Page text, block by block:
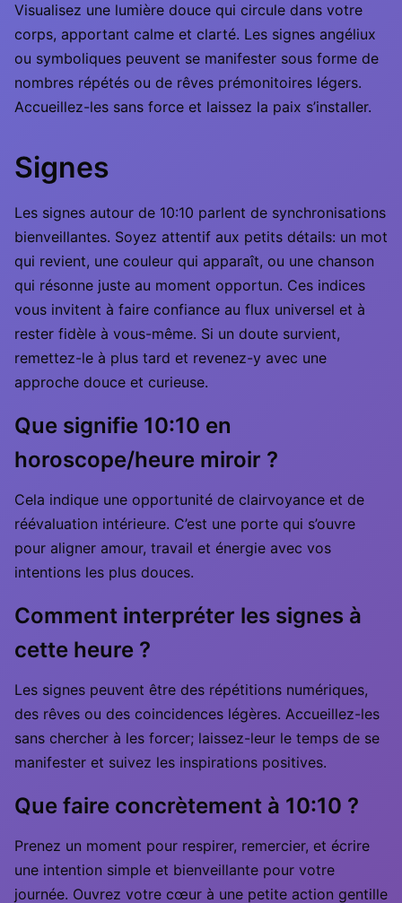
Visualisez une lumière douce qui circule dans votre
corps, apportant calme et clarté. Les signes angéliux
ou symboliques peuvent se manifester sous forme de
nombres répétés ou de rêves prémonitoires légers.
Accueillez-les sans force et laissez la paix s’installer.
Signes
Les signes autour de 10:10 parlent de synchronisations
bienveillantes. Soyez attentif aux petits détails: un mot
qui revient, une couleur qui apparaît, ou une chanson
qui résonne juste au moment opportun. Ces indices
vous invitent à faire confiance au flux universel et à
rester fidèle à vous-même. Si un doute survient,
remettez-le à plus tard et revenez-y avec une
approche douce et curieuse.
Que signifie 10:10 en
horoscope/heure miroir ?
Cela indique une opportunité de clairvoyance et de
réévaluation intérieure. C’est une porte qui s’ouvre
pour aligner amour, travail et énergie avec vos
intentions les plus douces.
Comment interpréter les signes à
cette heure ?
Les signes peuvent être des répétitions numériques,
des rêves ou des coincidences légères. Accueillez-les
sans chercher à les forcer; laissez-leur le temps de se
manifester et suivez les inspirations positives.
Que faire concrètement à 10:10 ?
Prenez un moment pour respirer, remercier, et écrire
une intention simple et bienveillante pour votre
journée. Ouvrez votre cœur à une petite action gentille